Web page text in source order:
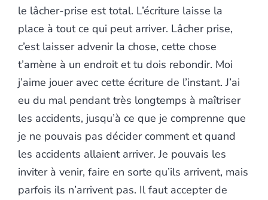
le lâcher-prise est total. L’écriture laisse la
place à tout ce qui peut arriver. Lâcher prise,
c’est laisser advenir la chose, cette chose
t’amène à un endroit et tu dois rebondir. Moi
j’aime jouer avec cette écriture de l’instant. J’ai
eu du mal pendant très longtemps à maîtriser
les accidents, jusqu’à ce que je comprenne que
je ne pouvais pas décider comment et quand
les accidents allaient arriver. Je pouvais les
inviter à venir, faire en sorte qu’ils arrivent, mais
parfois ils n’arrivent pas. Il faut accepter de